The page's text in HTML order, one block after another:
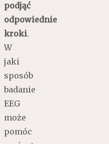
podjąć
odpowiednie
kroki.
W
jaki
sposób
badanie
EEG
może
pomóc